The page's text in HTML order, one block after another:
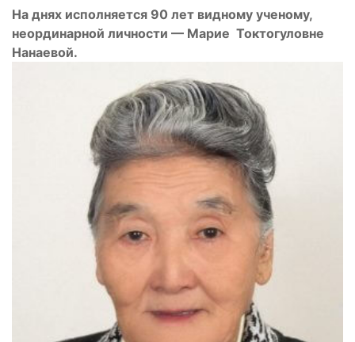
На днях исполняется 90 лет видному ученому,
неординарной личности — Марие Токтогуловне
Нанаевой.